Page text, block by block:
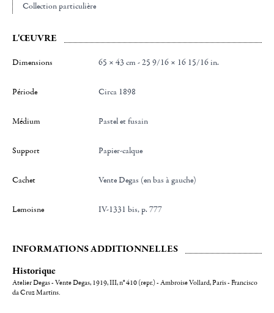
Collection particulière
L'ŒUVRE
Dimensions 65 × 43 cm - 25 9/16 × 16 15/16 in.
Période Circa 1898
Médium Pastel et fusain
Support Papier-calque
Cachet Vente Degas (en bas à gauche)
Lemoisne IV-1331 bis, p. 777
INFORMATIONS ADDITIONNELLES
Historique
Atelier Degas - Vente Degas, 1919, III, n° 410 (repr.) - Ambroise Vollard, Paris - Francisco
da Cruz Martins.